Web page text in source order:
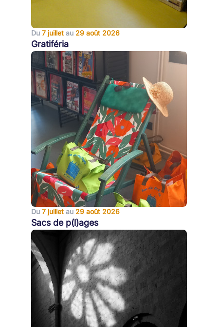
Du 7 juillet au 29 août 2026
Gratiféria
Du 7 juillet au 29 août 2026
Sacs de p(l)ages